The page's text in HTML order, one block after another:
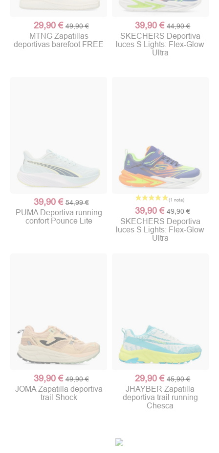
29,90 € 49,90 €
MTNG Zapatillas
deportivas barefoot FREE
39,90 € 44,90 €
SKECHERS Deportiva
luces S Lights: Flex-Glow
Ultra
39,90 € 54,99 €
PUMA Deportiva running
confort Pounce Lite
39,90 € 49,90 €
SKECHERS Deportiva
luces S Lights: Flex-Glow
Ultra
39,90 € 49,90 €
JOMA Zapatilla deportiva
trail Shock
29,90 € 45,90 €
JHAYBER Zapatilla
deportiva trail running
Chesca